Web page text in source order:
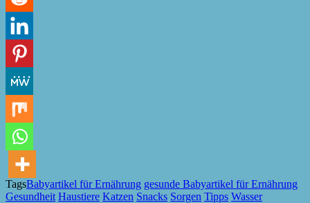
TagsBabyartikel für Ernährung gesunde Babyartikel für Ernährung
Gesundheit Haustiere Katzen Snacks Sorgen Tipps Wasser